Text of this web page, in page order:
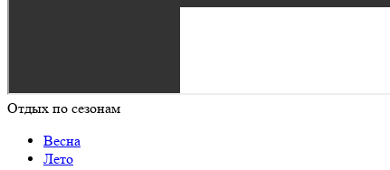
Отдых по сезонам
Весна
Лето